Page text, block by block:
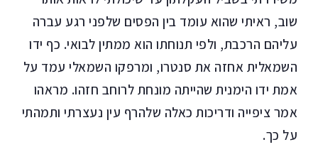
שוב, ראיתי שהוא עומד בין הפסים שלפני רגע עברה
עליהם הרכבת, ולפי תנוחתו הוא ממתין לבואי. כף ידו
השמאלית אחזה את סנטרו, ומרפקו השמאלי עמד על
אמת ידו הימנית שהייתה מונחת לרוחב חזהו. מראהו
אמר ציפייה ודריכות כאלה שלהרף עין נעצרתי ותמהתי
על כך.